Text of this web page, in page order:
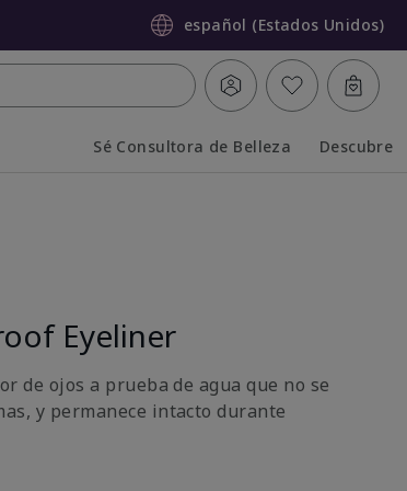
español (Estados Unidos)
Sé Consultora de Belleza Descubre
Eyeliner
de ojos a prueba de agua que no se
y permanece intacto durante